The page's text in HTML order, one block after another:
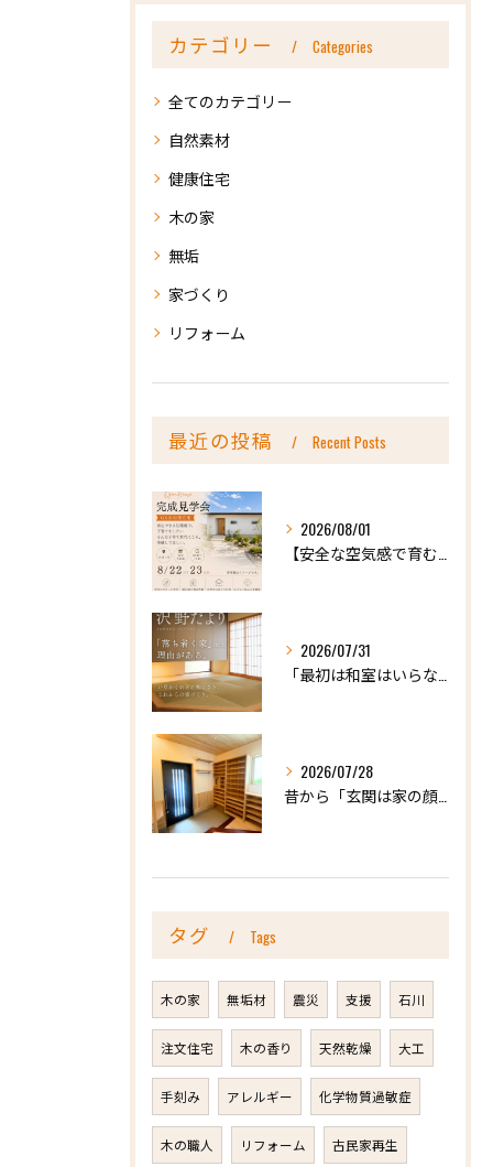
カテゴリー Categories
全てのカテゴリー
自然素材
健康住宅
木の家
無垢
家づくり
リフォーム
最近の投稿 Recent Posts
2026/08/01
2026/07/31
2026/07/28
タグ Tags
木の家 無垢材 震災 支援 石川
注文住宅 木の香り 天然乾燥 大工
手刻み アレルギー 化学物質過敏症
木の職人 リフォーム 古民家再生